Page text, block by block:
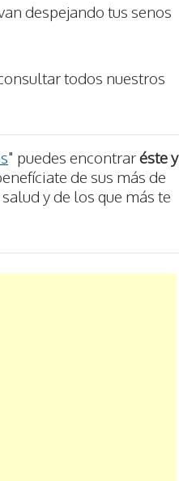
despejando tus senos
todos nuestros
" puedes encontraréste y
de sus más de
y de los que más te